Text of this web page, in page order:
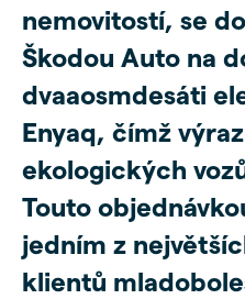
nemovitostí, se
Škodou Auto na
dvaaosmdesáti
Enyaq, čímž
ekologických
Touto
jedním z
klientů